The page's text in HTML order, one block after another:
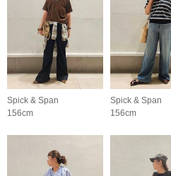
Spick & Span
156cm
Spick & Span
156cm